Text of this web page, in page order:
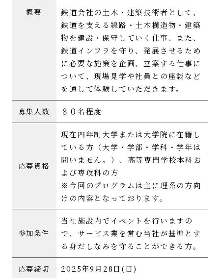
概要
鉄道会社の土木・建築技術者として、
鉄道を支える線路・土木構造物・建築
物を建設・保守していく仕事、また、
鉄道インフラを守り、発展させるため
に必要な施策を企画、立案する仕事に
ついて、現場見学や社員との座談など
を通して体験していただきます。
募集人数 ８０名程度
応募資格
現在四年制大学または大学院に在籍し
ている方（大学・学部・学科・学年は
問いません。）、高等専門学校本科お
よび専攻科の方
※今回のプログラムは主に理系の方向
けの内容となっております。
参加条件
当社施設内でイベントを行いますの
で、サービス業を営む当社が基準とす
る身だしなみを守ることができる方。
応募締切 2025年9月28日(日)